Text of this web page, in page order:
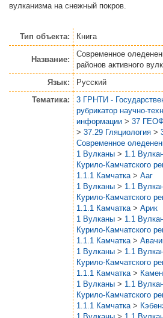
вулканизма на снежный покров.
Тип объекта: Книга
Название:
Современное
районов активного
Язык:
Русский
Тематика:
3 ГРНТИ -
рубрикатор научно-
информации > 37
> 37.29 Гляциология >
Современное
1 Вулканы > 1.1
Курило-Камчатского
1.1.1 Камчатка > Ааг
1 Вулканы > 1.1
Курило-Камчатского
1.1.1 Камчатка > Арик
1 Вулканы > 1.1
Курило-Камчатского
1.1.1 Камчатка >
1 Вулканы > 1.1
Курило-Камчатского
1.1.1 Камчатка >
1 Вулканы > 1.1
Курило-Камчатского
1.1.1 Камчатка >
1 Вулканы > 1.1